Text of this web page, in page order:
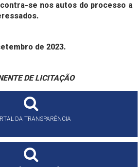
se nos autos do processo a
de 2023.
DE LICITAÇÃO
DA TRANSPARÊNCIA